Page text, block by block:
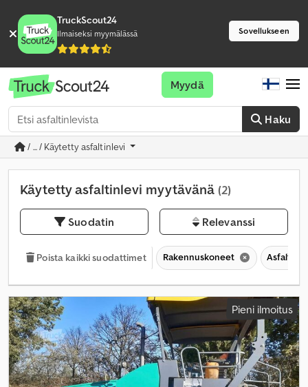
TruckScout24
Ilmaiseksi myymälässä Sovellukseen
Haku
Myydä
/ ... / Käytetty asfaltinlevi
Käytetty asfaltinlevi myytävänä (2)
Suodatin Relevanssi
Poista kaikki suodattimet Rakennuskoneet
Pieni ilmoitus